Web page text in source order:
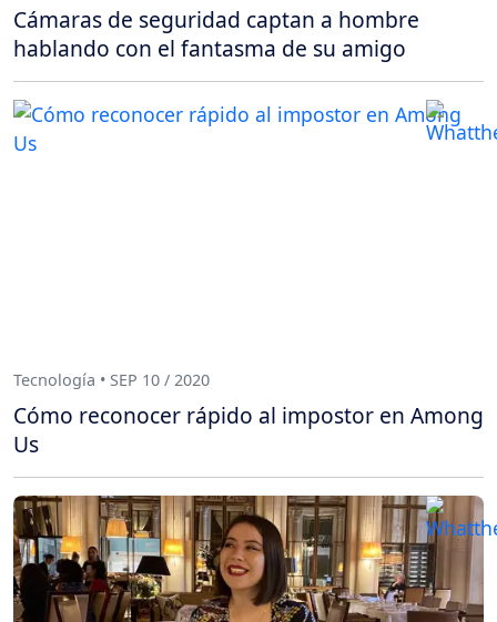
Cámaras de seguridad captan a hombre
hablando con el fantasma de su amigo
Tecnología • SEP 10 / 2020
Cómo reconocer rápido al impostor en Among
Us